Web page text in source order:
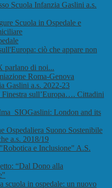
Scuola Infanzia Gaslini a.s.
Scuola in Ospedale e
ciò che appare non
parlano di noi...
Roma-Genova
Gaslini a.s. 2022-23
Finestra sull’Europa…. Cittadini
London and its
Ospedaliera Suono Sostenibile
a.s. 2018/19
e Inclusione" A.S.
“Dal Dono alla
scuola in ospedale: un nuovo